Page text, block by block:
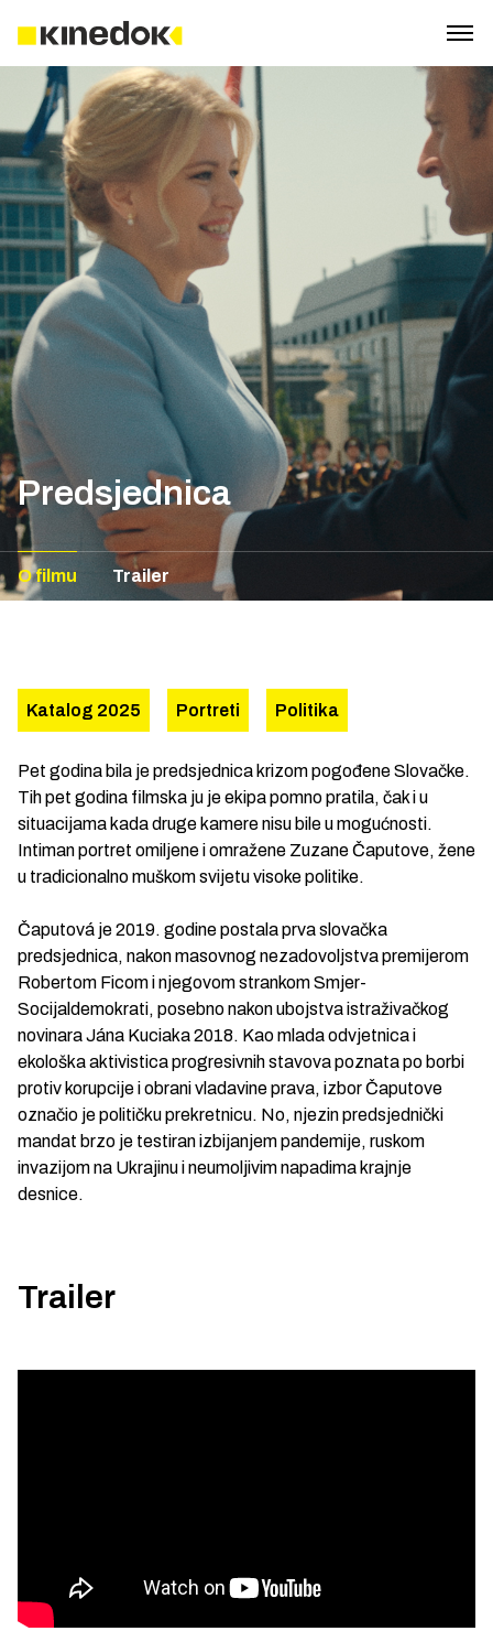
Predsjednica
O filmu Trailer
Katalog 2025 Portreti Politika
Pet godina bila je predsjednica krizom pogođene Slovačke.
Tih pet godina filmska ju je ekipa pomno pratila, čak i u
situacijama kada druge kamere nisu bile u mogućnosti.
Intiman portret omiljene i omražene Zuzane Čaputove, žene
u tradicionalno muškom svijetu visoke politike.
Čaputová je 2019. godine postala prva slovačka
predsjednica, nakon masovnog nezadovoljstva premijerom
Robertom Ficom i njegovom strankom Smjer-
Socijaldemokrati, posebno nakon ubojstva istraživačkog
novinara Jána Kuciaka 2018. Kao mlada odvjetnica i
ekološka aktivistica progresivnih stavova poznata po borbi
protiv korupcije i obrani vladavine prava, izbor Čaputove
označio je političku prekretnicu. No, njezin predsjednički
mandat brzo je testiran izbijanjem pandemije, ruskom
invazijom na Ukrajinu i neumoljivim napadima krajnje
desnice.
Trailer